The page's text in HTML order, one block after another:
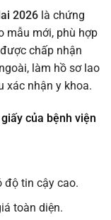
2026 là chứng
mẫu mới, phù hợp
chấp nhận
làm hồ sơ lao
xác nhận y khoa.
của bệnh viện
độ tin cậy cao.
toàn diện.